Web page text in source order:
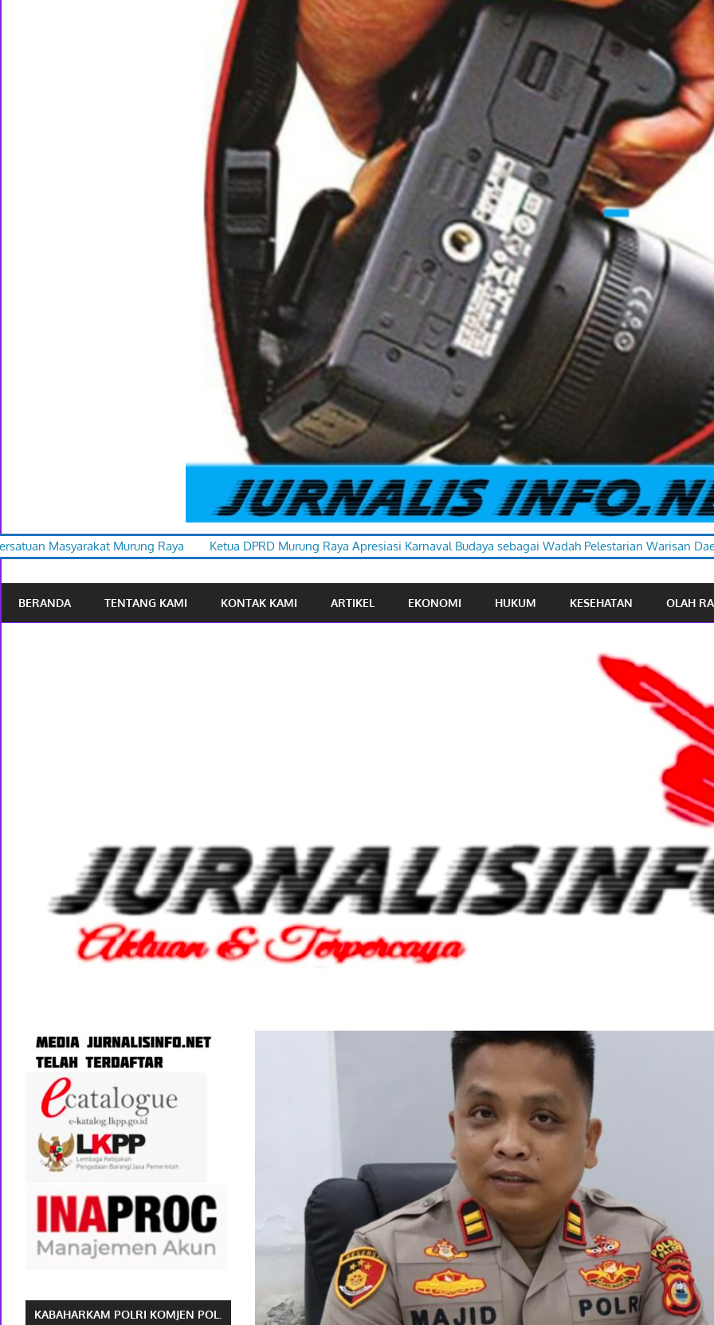
Raya Ketua DPRD Murung Raya Apresiasi Karnaval Budaya sebagai Wadah Pelestarian Warisan Daerah
BERANDA TENTANG KAMI KONTAK KAMI ARTIKEL EKONOMI HUKUM KESEHATAN OLAH
KABAHARKAM POLRI KOMJEN POL.